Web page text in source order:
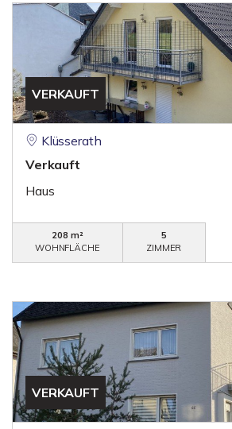
VERKAUFT
Klüsserath
Verkauft
Haus
208 m²
WOHNFLÄCHE
5
ZIMMER
VERKAUFT